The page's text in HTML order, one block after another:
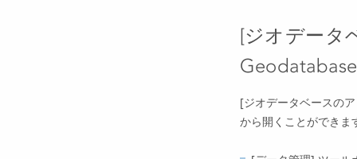
[ジオデータ
[ジオデータベースの
から開くことができま